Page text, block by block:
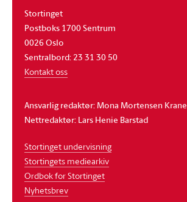
Stortinget
Postboks 1700 Sentrum
0026 Oslo
Sentralbord: 23 31 30 50
Kontakt oss
Ansvarlig redaktør: Mona Mortensen Krane
Nettredaktør: Lars Henie Barstad
Stortinget undervisning
Stortingets mediearkiv
Ordbok for Stortinget
Nyhetsbrev